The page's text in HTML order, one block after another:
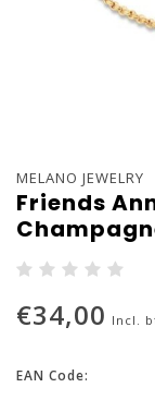
MELANO JEWELRY
Friends
€34,00 Incl.
EAN Code: